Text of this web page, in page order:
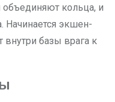
объединяют кольца, и
Начинается экшен-
внутри базы врага к